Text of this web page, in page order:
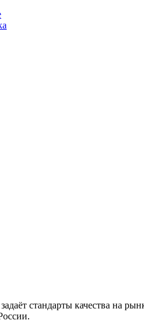
стандарты качества на